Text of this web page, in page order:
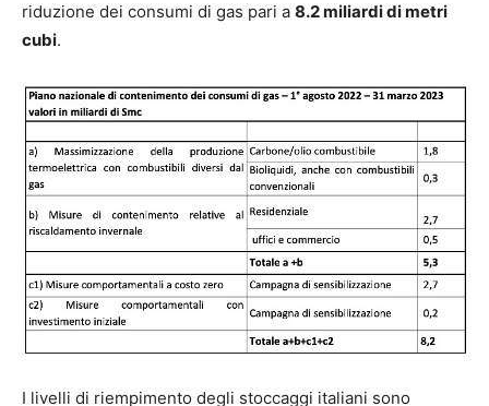
riduzione dei consumi di gas pari a 8.2 miliardi di metri
cubi.
I livelli di riempimento degli stoccaggi italiani sono